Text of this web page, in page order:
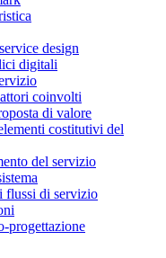
design
digitali
coinvolti
di valore
costitutivi del
del servizio
flussi di servizio
progettazione